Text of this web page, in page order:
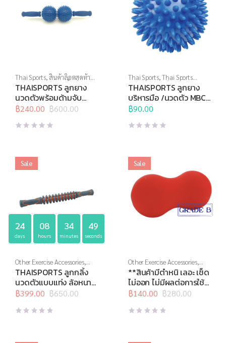
Thai Sports,สินค้าล็อตสุดท้าย,
อุปกรณ์คลายกล้ามเนื้อ,อุปกรณ์
นวด,อุปกรณ์บริหารกาย,
อุปกรณ์เพื่อสุขภาพ
THAISPORTS ลูกยาง
นวดตัวพร้อมด้ามจับ
MC-H01
฿600.00
Original
price
was:
฿240.00
Current
price
is:
Thai Sports,Thai Sports
Brand,บริหารมือ, อุปกรณ์คลาย
กล้ามเนื้อ,อุปกรณ์นวด ,อุปกรณ์
บริหารกาย,อุปกรณ์สุขภาพเพื่อ
ผู้สูงวัย,อุปกรณ์เพื่อสุขภาพ
THAISPORTS ลูกยาง
บริหารมือ /นวดตัว MBC-
07 (อัน)
฿90.00
Sale
24
days
08
hours
34
minutes
48
seconds
Other Exercise Accessories,
Thai Sports,อุปกรณ์คลายกล้าม
เนื้อ,อุปกรณ์นวด ,อุปกรณ์บริหาร
กาย,อุปกรณ์สุขภาพเพื่อผู้สูงวัย
THAISPORTS ลูกกลิ้ง
นวดตัวแบบแท่ง ล้อหนาม
H-1430
฿650.00
Original
price
was:
฿399.00
Current
price
is:
Sale
Other Exercise Accessories,
Thai Sports,Thai Sports
Brand,สินค้าล็อตสุดท้าย,
อุปกรณ์คลายกล้ามเนื้อ,อุปกรณ์
นวด,อุปกรณ์บริหารกาย,
อุปกรณ์สุขภาพเพื่อผู้สูงวัย
อุปกรณ์เพื่อสุขภาพ
**สินค้ามีตำหนิ เลอะ เช็ด
ไม่ออก ไม่มีผลต่อการใช้
งาน, SALE 50%**
ทรงถั่ว
฿280.00
Original
price
was:
฿140.00
Current
price
is: